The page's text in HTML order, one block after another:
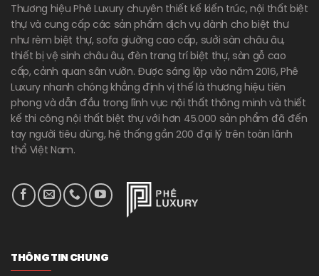
Thương hiệu Phê Luxury chuyên thiết kế kiến trúc, nội thất biệt
thự và cung cấp các sản phẩm dịch vụ dành cho biệt thư
như rèm biệt thự, sofa giường cao cấp, sưởi sàn châu âu,
thiết bị vệ sinh châu âu, đèn trang trí biệt thự, sàn gỗ cao
cấp, cảnh quan sân vườn. Được sáng lập vào năm 2016, Phê
Luxury nhanh chóng khẳng định vị thế là thương hiệu tiên
phong và dẫn đầu trong lĩnh vực nội thất thông minh và thiết
kế thi công nội thất biệt thự với hơn 45.000 sản phẩm đã đến
tay người tiêu dùng, hệ thống gần 200 đại lý trên toàn lãnh
thổ Việt Nam.
THÔNG TIN CHUNG